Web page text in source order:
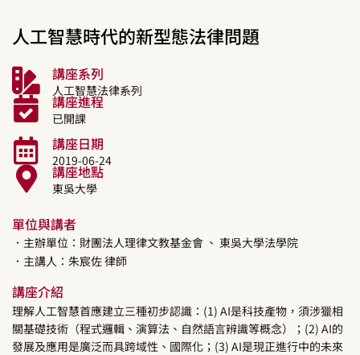
人工智慧時代的新型態法律問題
講座系列
人工智慧法律系列
講座進程
已開課
講座日期
2019-06-24
講座地點
東吳大學
單位與講者
．主辦單位：財團法人理律文教基金會 、 東吳大學法學院
．主講人： 朱宸佐律師
講座介紹
理解人工智慧首應建立三種初步認識：(1) AI是科技產物，須涉獵相
關基礎技術（程式邏輯、演算法、自然語言辨識等概念）；(2) AI的
發展及應用是廣泛而具跨域性、國際化；(3) AI是現正進行中的未來